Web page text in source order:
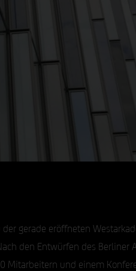
gerade eröffneten
den Entwürfen des Berliner
Mitarbeitern und einem